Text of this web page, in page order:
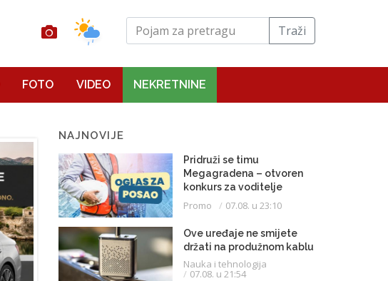
Traži
FOTO VIDEO NEKRETNINE
NAJNOVIJE
Pridruži se timu
Megagradena – otvoren
konkurs za voditelje
gradilišta
Promo 07.08. u 23:10
Ove uređaje ne smijete
držati na produžnom kablu
Nauka i tehnologija
07.08. u 21:54